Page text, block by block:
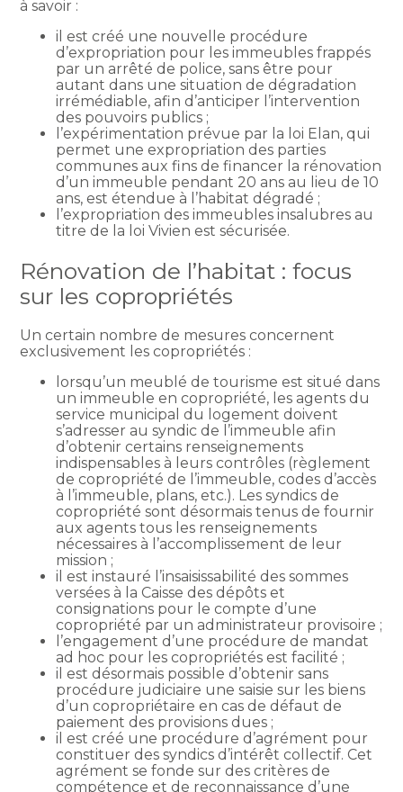
à savoir :
il est créé une nouvelle procédure
d’expropriation pour les immeubles frappés
par un arrêté de police, sans être pour
autant dans une situation de dégradation
irrémédiable, afin d’anticiper l’intervention
des pouvoirs publics ;
l’expérimentation prévue par la loi Elan, qui
permet une expropriation des parties
communes aux fins de financer la rénovation
d’un immeuble pendant 20 ans au lieu de 10
ans, est étendue à l’habitat dégradé ;
l’expropriation des immeubles insalubres au
titre de la loi Vivien est sécurisée.
Rénovation de l’habitat : focus
sur les copropriétés
Un certain nombre de mesures concernent
exclusivement les copropriétés :
lorsqu’un meublé de tourisme est situé dans
un immeuble en copropriété, les agents du
service municipal du logement doivent
s’adresser au syndic de l’immeuble afin
d’obtenir certains renseignements
indispensables à leurs contrôles (règlement
de copropriété de l’immeuble, codes d’accès
à l’immeuble, plans, etc.). Les syndics de
copropriété sont désormais tenus de fournir
aux agents tous les renseignements
nécessaires à l’accomplissement de leur
mission ;
il est instauré l’insaisissabilité des sommes
versées à la Caisse des dépôts et
consignations pour le compte d’une
copropriété par un administrateur provisoire ;
l’engagement d’une procédure de mandat
ad hoc pour les copropriétés est facilité ;
il est désormais possible d’obtenir sans
procédure judiciaire une saisie sur les biens
d’un copropriétaire en cas de défaut de
paiement des provisions dues ;
il est créé une procédure d’agrément pour
constituer des syndics d’intérêt collectif. Cet
agrément se fonde sur des critères de
compétence et de reconnaissance d’une